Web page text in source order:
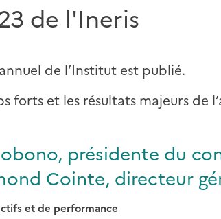
de l'Ineris
de l’Institut est publié.
forts et les résultats majeurs de
présidente du
Cointe, directeur
et de performance